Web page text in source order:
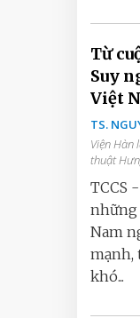
Từ
Suy
Việt
TS.
Viện Hàn
thuật
TCCS
những
Nam
mạnh,
khó...